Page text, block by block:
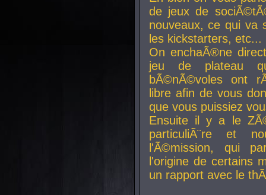
de jeux de
nouveaux, ce qui va
les kickstarters, etc...
On enchaÃ®ne
jeu de plateau
bÃ©nÃ©voles ont
libre afin de vous
que vous puissiez
Ensuite il y a le
particuliÃ¨re et
l'Ã©mission, qui
l'origine de certains
un rapport avec le